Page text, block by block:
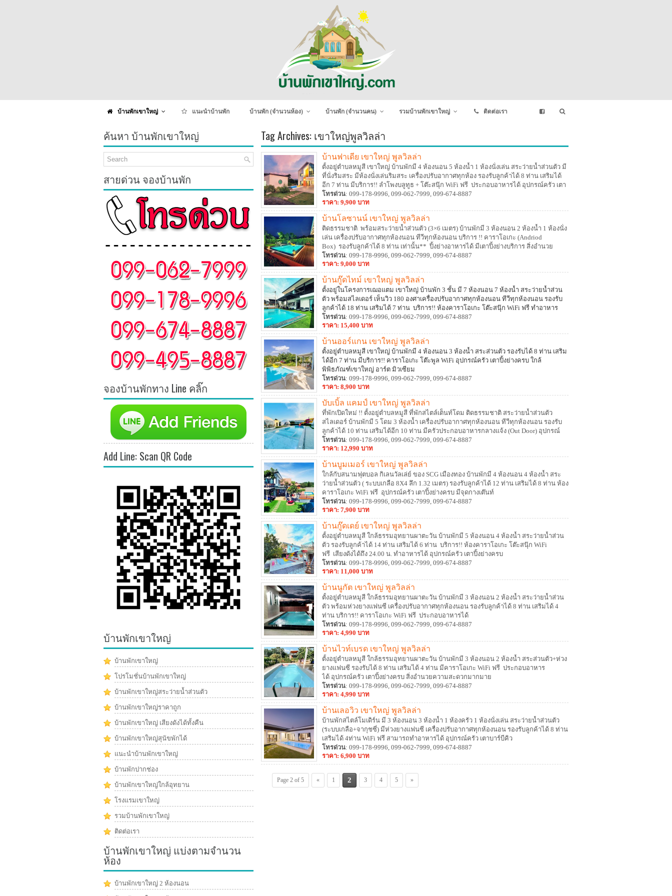
บ้านพักเขาใหญ่ แนะนำบ้านพัก บ้านพัก (จำนวนห้อง) บ้านพัก (จำนวนคน) รวมบ้านพักเขาใหญ่ ติดต่อเรา
Tag Archives: เขาใหญ่พูลวิลล่า
บ้านฟาเดีย เขาใหญ่ พูลวิลล่า
ตั้งอยู่ตำบลหมูสี เขาใหญ่ บ้านพักมี 4 ห้องนอน 5 ห้องน้ำ 1 ห้องนั่งเล่น สระว่ายน้ำส่วนตัว มี
ที่นั่งริมสระ มีห้องนั่งเล่นริมสระ เครื่องปรับอากาศทุกห้อง รองรับลูกค้าได้ 8 ท่าน เสริมได้
อีก 7 ท่าน มีบริการ!! ลำโพงบลูทูธ + โต๊ะสนุ๊ก WiFi ฟรี ประกอบอาหารได้ อุปกรณ์ครัว เตา
ปิ้งย่างครบ
โทรด่วน: 099-178-9996, 099-062-7999, 099-674-8887
ราคา: 9,900 บาท
บ้านโลซานน์ เขาใหญ่ พูลวิลล่า
ติดธรรมชาติ พร้อมสระว่ายน้ำส่วนตัว (3×6 เมตร) บ้านพักมี 3 ห้องนอน 2 ห้องน้ำ 1 ห้องนั่ง
เล่น เครื่องปรับอากาศทุกห้องนอน ทีวีทุกห้องนอน บริการ !! คาราโอเกะ (Andriod
Box) รองรับลูกค้าได้ 8 ท่าน เท่านั้น** ปิ้งย่างอาหารได้ มีเตาปิ้งย่างบริการ สิ่งอำนวย
ความสะดวกครบครัน
โทรด่วน: 099-178-9996, 099-062-7999, 099-674-8887
ราคา: 9,000 บาท
บ้านกู๊ดไทม์ เขาใหญ่ พูลวิลล่า
ตั้งอยู่ในโครงการเฌอแตม เขาใหญ่ บ้านพัก 3 ชั้น มี 7 ห้องนอน 7 ห้องน้ำ สระว่ายน้ำส่วน
ตัว พร้อมสไลเดอร์ เห็นวิว 180 องศาเครื่องปรับอากาศทุกห้องนอน ทีวีทุกห้องนอน รองรับ
ลูกค้าได้ 18 ท่าน เสริมได้ 7 ท่าน บริการ!! ห้องคาราโอเกะ โต๊ะสนุ๊ก WiFi ฟรี ทำอาหาร
ได้ อุปกรณ์ครัว เตาปิ้งย่างครบ
โทรด่วน: 099-178-9996, 099-062-7999, 099-674-8887
ราคา: 15,400 บาท
บ้านออร์แกน เขาใหญ่ พูลวิลล่า
ตั้งอยู่ตำบลหมูสี เขาใหญ่ บ้านพักมี 4 ห้องนอน 3 ห้องน้ำ สระส่วนตัว รองรับได้ 8 ท่าน เสริม
ได้อีก 7 ท่าน มีบริการ!! คาราโอเกะ โต๊ะพูล WiFi อุปกรณ์ครัว เตาปิ้งย่างครบ ใกล้
พิพิธภัณฑ์เขาใหญ่ อาร์ต มิวเซียม
โทรด่วน: 099-178-9996, 099-062-7999, 099-674-8887
ราคา: 8,900 บาท
บับเบิ้ล แคมป์ เขาใหญ่ พูลวิลล่า
ที่พักเปิดใหม่ !! ตั้งอยู่ตำบลหมูสี ที่พักสไตล์เต็นท์โดม ติดธรรมชาติ สระว่ายน้ำส่วนตัว
สไลเดอร์ บ้านพักมี 5 โดม 3 ห้องน้ำ เครื่องปรับอากาศทุกห้องนอน ทีวีทุกห้องนอน รองรับ
ลูกค้าได้ 10 ท่าน เสริมได้อีก 10 ท่าน มีครัวประกอบอาหารกลางแจ้ง (Out Door) อุปกรณ์
ครัว เตาปิ้งย่าง สิ่งอำนวยความสะดวกมากมาย
โทรด่วน: 099-178-9996, 099-062-7999, 099-674-8887
ราคา: 12,990 บาท
บ้านบูมเมอร์ เขาใหญ่ พูลวิลล่า
ใกล้กับสนามฟุตบอล กิเลนวัลเล่ย์ ของ SCG เมืองทอง บ้านพักมี 4 ห้องนอน 4 ห้องน้ำ สระ
ว่ายน้ำส่วนตัว ( ระบบเกลือ 8X4 ลึก 1.32 เมตร) รองรับลูกค้าได้ 12 ท่าน เสริมได้ 8 ท่าน ห้อง
คาราโอเกะ WiFi ฟรี อุปกรณ์ครัว เตาปิ้งย่างครบ มีจุดกางเต๊นท์
โทรด่วน: 099-178-9996, 099-062-7999, 099-674-8887
ราคา: 7,900 บาท
บ้านกู๊ดเดย์ เขาใหญ่ พูลวิลล่า
ตั้งอยู่ตำบลหมูสี ใกล้ธรรมอุทยานผาตะวัน บ้านพักมี 5 ห้องนอน 4 ห้องน้ำ สระว่ายน้ำส่วน
ตัว รองรับลูกค้าได้ 14 ท่าน เสริมได้ 6 ท่าน บริการ!! ห้องคาราโอเกะ โต๊ะสนุ๊ก WiFi
ฟรี เสียงดังได้ถึง 24.00 น. ทำอาหารได้ อุปกรณ์ครัว เตาปิ้งย่างครบ
โทรด่วน: 099-178-9996, 099-062-7999, 099-674-8887
ราคา: 11,000 บาท
บ้านนูกัต เขาใหญ่ พูลวิลล่า
ตั้งอยู่ตำบลหมูสี ใกล้ธรรมอุทยานผาตะวัน บ้านพักมี 3 ห้องนอน 2 ห้องน้ำ สระว่ายน้ำส่วน
ตัว พร้อมห่วงยางแฟนซี เครื่องปรับอากาศทุกห้องนอน รองรับลูกค้าได้ 8 ท่าน เสริมได้ 4
ท่าน บริการ!! คาราโอเกะ WiFi ฟรี ประกอบอาหารได้
โทรด่วน: 099-178-9996, 099-062-7999, 099-674-8887
ราคา: 4,990 บาท
บ้านไวท์เบรด เขาใหญ่ พูลวิลล่า
ตั้งอยู่ตำบลหมูสี ใกล้ธรรมอุทยานผาตะวัน บ้านพักมี 3 ห้องนอน 2 ห้องน้ำ สระส่วนตัว+ห่วง
ยางแฟนซี รองรับได้ 8 ท่าน เสริมได้ 4 ท่าน มีคาราโอเกะ WiFi ฟรี ประกอบอาหาร
ได้ อุปกรณ์ครัว เตาปิ้งย่างครบ สิ่งอำนวยความสะดวกมากมาย
โทรด่วน: 099-178-9996, 099-062-7999, 099-674-8887
ราคา: 4,990 บาท
บ้านเลอวิว เขาใหญ่ พูลวิลล่า
บ้านพักสไตล์โมเดิร์น มี 3 ห้องนอน 3 ห้องน้ำ 1 ห้องครัว 1 ห้องนั่งเล่น สระว่ายน้ำส่วนตัว
(ระบบเกลือ+จากุชซี่) มีห่วงยางแฟนซี เครื่องปรับอากาศทุกห้องนอน รองรับลูกค้าได้ 8 ท่าน
เสริมได้ 4ท่าน WiFi ฟรี สามารถทำอาหารได้ อุปกรณ์ครัว เตาบาร์บีคิว
โทรด่วน: 099-178-9996, 099-062-7999, 099-674-8887
ราคา: 6,900 บาท
Page 2 of 5 « 1 2 3 4 5 »
ค้นหา บ้านพักเขาใหญ่
สายด่วน จองบ้านพัก
จองบ้านพักทาง Line คลิ๊ก
Add Line: Scan QR Code
บ้านพักเขาใหญ่
บ้านพักเขาใหญ่
โปรโมชั่นบ้านพักเขาใหญ่
บ้านพักเขาใหญ่สระว่ายน้ำส่วนตัว
บ้านพักเขาใหญ่ราคาถูก
บ้านพักเขาใหญ่ เสียงดังได้ทั้งคืน
บ้านพักเขาใหญ่สุนัขพักได้
แนะนำบ้านพักเขาใหญ่
บ้านพักปากช่อง
บ้านพักเขาใหญ่ใกล้อุทยาน
โรงแรมเขาใหญ่
รวมบ้านพักเขาใหญ่
ติดต่อเรา
บ้านพักเขาใหญ่ แบ่งตามจำนวน
ห้อง
บ้านพักเขาใหญ่ 2 ห้องนอน